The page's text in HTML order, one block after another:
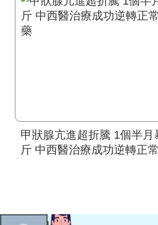
甲狀腺亢進超折騰 1個半月暴瘦14公
斤 中西醫治療成功逆轉正常 無須再用